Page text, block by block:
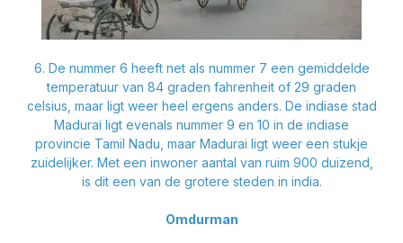
6. De nummer 6 heeft net als nummer 7 een gemiddelde
temperatuur van 84 graden fahrenheit of 29 graden
celsius, maar ligt weer heel ergens anders. De indiase stad
Madurai ligt evenals nummer 9 en 10 in de indiase
provincie Tamil Nadu, maar Madurai ligt weer een stukje
zuidelijker. Met een inwoner aantal van ruim 900 duizend,
is dit een van de grotere steden in india.
Omdurman